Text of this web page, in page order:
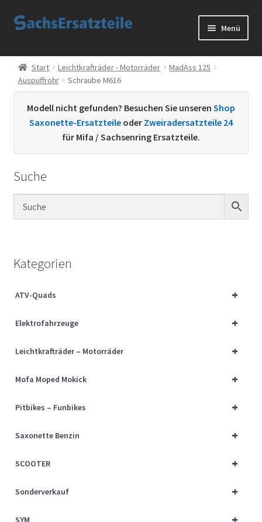
Zur
Zum
Menü
Start
AGB
Datenschutzerklärung
Kontakt
Sachs Ersatzteile
Über uns
Start Leichtkrafträder - Motorräder
MadAss 125
Auspuffrohr
Schraube M616
Modell nicht gefunden? Besuchen Sie unseren Shop
Saxonette-Ersatzteile oder Zweiradersatzteile 24
für Mifa / Sachsenring Ersatzteile.
Suche
Kategorien
+
ATV-Quads
+
Elektrofahrzeuge
+
Leichtkrafträder – Motorräder
+
Mofa Moped Mokick
+
Pitbikes – Funbikes
+
Saxonette Benzin
+
SCOOTER
+
Sonderverkauf
SYM